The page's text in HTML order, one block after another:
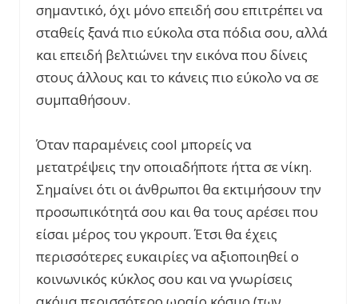
σημαντικό, όχι μόνο επειδή σου επιτρέπει να
σταθείς ξανά πιο εύκολα στα πόδια σου, αλλά
και επειδή βελτιώνει την εικόνα που δίνεις
στους άλλους και το κάνεις πιο εύκολο να σε
συμπαθήσουν.
Όταν παραμένεις cool μπορείς να
μετατρέψεις την οποιαδήποτε ήττα σε νίκη.
Σημαίνει ότι οι άνθρωποι θα εκτιμήσουν την
προσωπικότητά σου και θα τους αρέσει που
είσαι μέρος του γκρουπ. Έτσι θα έχεις
περισσότερες ευκαιρίες να αξιοποιηθεί ο
κοινωνικός κύκλος σου και να γνωρίσεις